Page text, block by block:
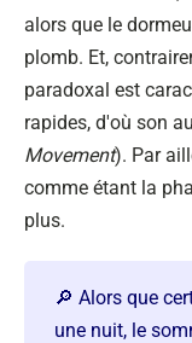
alors que le
plomb. Et,
paradoxal est
rapides, d'où son
Movement). Par
comme étant la
plus.
🔎 Alors que
une nuit, le